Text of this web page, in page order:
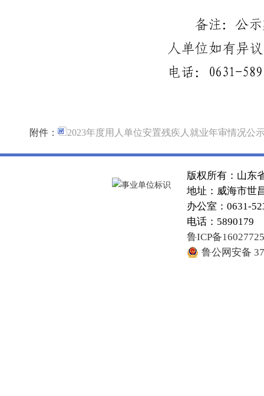
附件： 2023年度用人单位安置残疾人就业年审情况公
版权所有：山东
地址：威海市世
办公室：0631-
电话：5890179
鲁ICP备
鲁公网安备